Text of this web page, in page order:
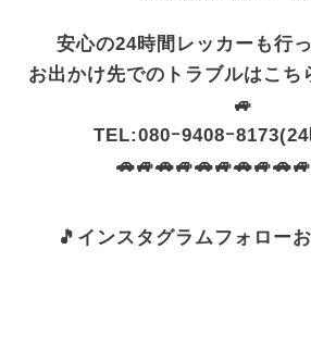
安心の24時間レッカーも行
お出かけ先でのトラブルはこち
🚙
TEL:080ｰ9408ｰ
🎵インスタグラムフォロー